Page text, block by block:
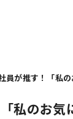
私のお気